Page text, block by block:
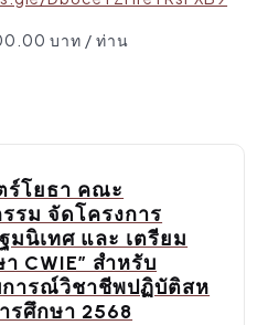
บาท / ท่าน
ร์โยธา คณะ
รม จัดโครงการ
มนิเทศ และ เตรียม
CWIE” สำหรับ
ารณ์วิชาชีพปฏิบัติสห
รศึกษา 2568